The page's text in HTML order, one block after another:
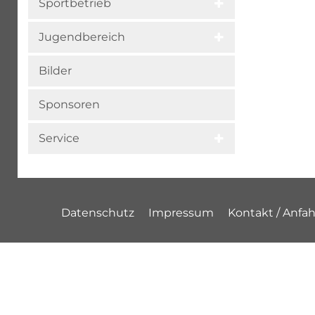
Sportbetrieb
Jugendbereich
Bilder
Sponsoren
Service
Datenschutz Impressum Kontakt /